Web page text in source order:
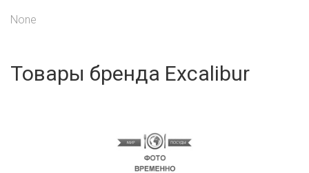
None
Товары бренда Excalibur